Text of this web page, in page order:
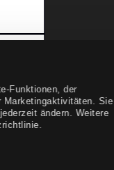
Funktionen, der
Marketingaktivitäten. Sie
ändern. Weitere